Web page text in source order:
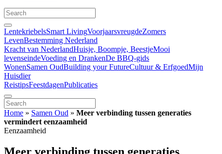
LentekriebelsSmart LivingVoorjaarsvreugdeZomers
LevenBestemming Nederland
Kracht van NederlandHuisje, Boompje, BeestjeMooi
levenseindeVoeding en DrankenDe BBQ-gids
WonenSamen OudBuilding your FutureCultuur & ErfgoedMijn
Huisdier
ReistipsFeestdagenPublicaties
Home » Samen Oud » Meer verbinding tussen generaties
vermindert eenzaamheid
Eenzaamheid